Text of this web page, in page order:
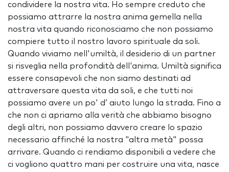
condividere la nostra vita. Ho sempre creduto che
possiamo attrarre la nostra anima gemella nella
nostra vita quando riconosciamo che non possiamo
compiere tutto il nostro lavoro spirituale da soli.
Quando viviamo nell'umiltà, il desiderio di un partner
si risveglia nella profondità dell'anima. Umiltà significa
essere consapevoli che non siamo destinati ad
attraversare questa vita da soli, e che tutti noi
possiamo avere un po' d’ aiuto lungo la strada. Fino a
che non ci apriamo alla verità che abbiamo bisogno
degli altri, non possiamo davvero creare lo spazio
necessario affinché la nostra "altra metà" possa
arrivare. Quando ci rendiamo disponibili a vedere che
ci vogliono quattro mani per costruire una vita, nasce